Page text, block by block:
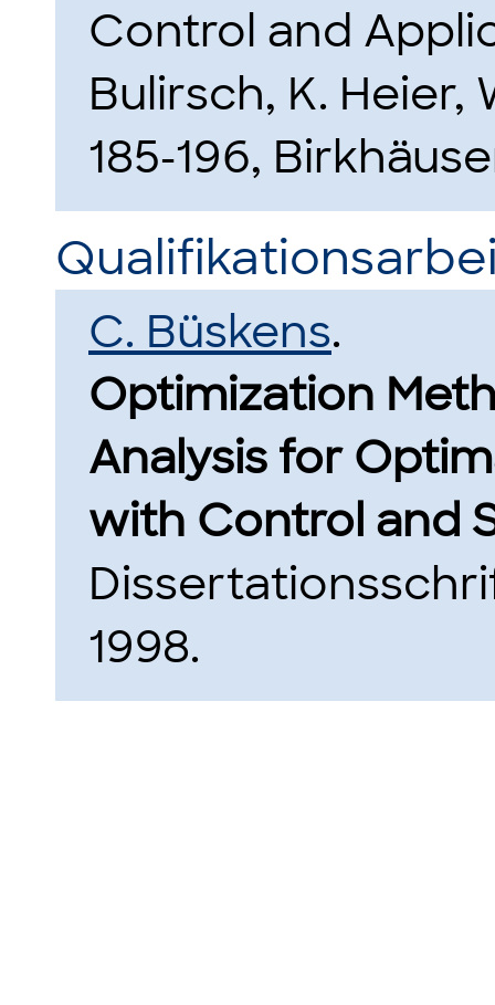
Control and
Bulirsch, K. Heier,
185-196,
C. Büskens.
Optimization
Analysis for
with Control and
1998.